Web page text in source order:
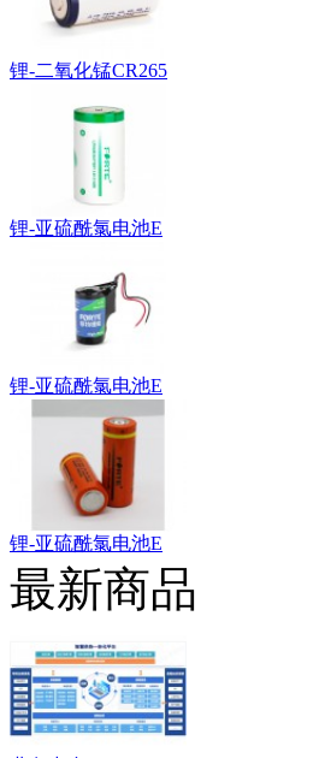
锂-二氧化锰CR265
锂-亚硫酰氯电池E
锂-亚硫酰氯电池E
锂-亚硫酰氯电池E
最新商品